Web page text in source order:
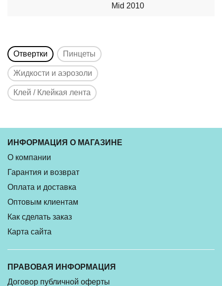
Mid 2010
Отвертки Пинцеты
Жидкости и аэрозоли
Клей / Клейкая лента
ИНФОРМАЦИЯ О МАГАЗИНЕ
О компании
Гарантия и возврат
Оплата и доставка
Оптовым клиентам
Как сделать заказ
Карта сайта
ПРАВОВАЯ ИНФОРМАЦИЯ
Договор публичной оферты